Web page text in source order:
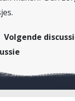
Volgende